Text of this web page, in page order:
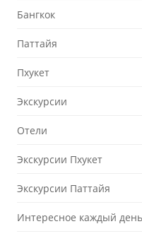
Бангкок
Паттайя
Пхукет
Экскурсии
Отели
Экскурсии Пхукет
Экскурсии Паттайя
Интересное каждый день